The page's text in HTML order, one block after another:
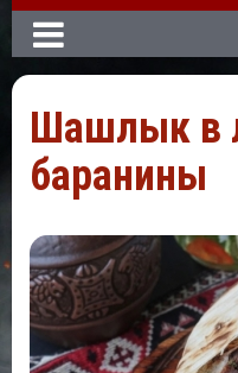
Шашлык в
баранины